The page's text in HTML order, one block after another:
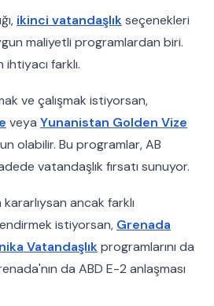
ikinci vatandaşlıkseçenekleri
maliyetli programlardan biri.
ihtiyacı farklı.
ve çalışmak istiyorsan,
veya Yunanistan Golden Vize
olabilir. Bu programlar, AB
vatandaşlık fırsatı sunuyor.
ancak farklı
istiyorsan, Grenada
Vatandaşlıkprogramlarını da
da ABD E-2 anlaşması